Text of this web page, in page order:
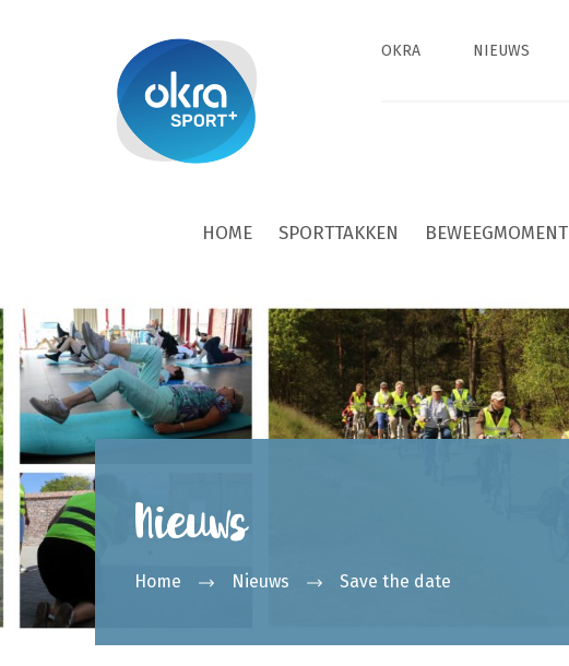
OKRA NIEUWS
HOME SPORTTAKKEN BEWEEGMOMENT
Nieuws
Home Nieuws Save the date